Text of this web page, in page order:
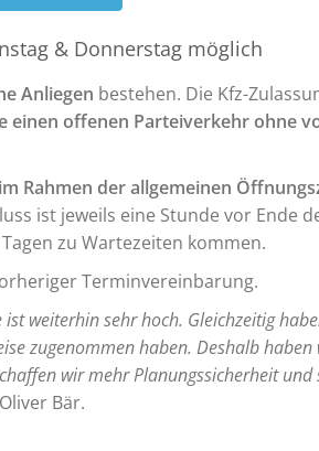
& Donnerstag möglich
Anliegen bestehen. Die Kfz-
einen offenen Parteiverkehr ohne
Rahmen der allgemeinen
ist jeweils eine Stunde vor Ende
zu Wartezeiten kommen.
Terminvereinbarung.
weiterhin sehr hoch. Gleichzeitig
zugenommen haben. Deshalb
wir mehr Planungssicherheit und
Bär.